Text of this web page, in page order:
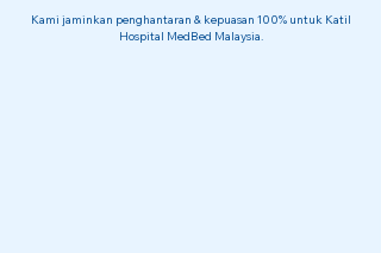
Kami jaminkan penghantaran & kepuasan 100% untuk Katil
Hospital MedBed Malaysia.